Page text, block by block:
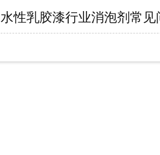
水性乳胶漆行业消泡剂常见